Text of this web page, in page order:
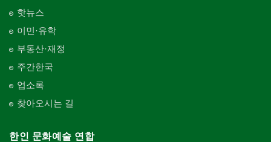
핫뉴스
이민·유학
부동산·재정
주간한국
업소록
찾아오시는 길
한인 문화예술 연합